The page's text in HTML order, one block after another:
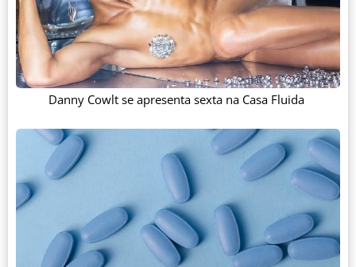
Danny Cowlt se apresenta sexta na Casa Fluida